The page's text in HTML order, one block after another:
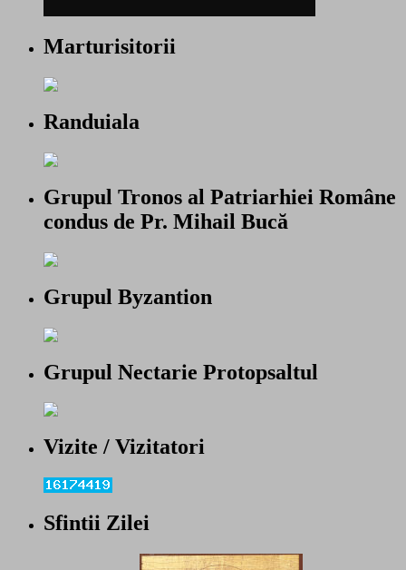
Marturisitorii
Randuiala
Grupul Tronos al Patriarhiei Române
condus de Pr. Mihail Bucă
Grupul Byzantion
Grupul Nectarie Protopsaltul
Vizite / Vizitatori
Sfintii Zilei